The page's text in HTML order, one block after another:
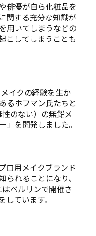
俳優が自ら化粧品を
関する充分な知識が
用いてしまうなどの
こしてしまうことも
イクの経験を生か
るホフマン氏たちと
のない）の無鉛メ
」を開発しました。
ロ用メイクブランド
られることになり、
ベルリンで開催さ
ています。